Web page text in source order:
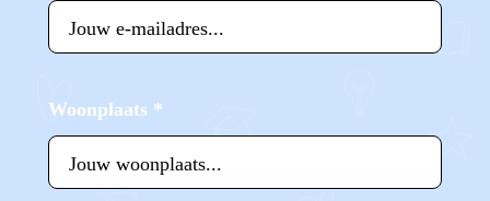
Woonplaats *